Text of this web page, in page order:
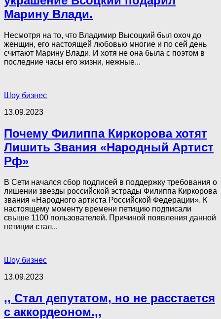
Марину Влади.
Несмотря на то, что Владимир Высоцкий был охоч до
женщин, его настоящей любовью многие и по сей день
считают Марину Влади. И хотя не она была с поэтом в
последние часы его жизни, нежные...
Шоу бизнес
13.09.2023
Почему Филиппа Киркорова хотят
Лишить Звания «Народный Артист
Рф»
В Сети начался сбор подписей в поддержку требования о
лишении звезды российской эстрады Филиппа Киркорова
звания «Народного артиста Российской Федерации». К
настоящему моменту времени петицию подписали
свыше 1100 пользователей. Причиной появления данной
петиции стал...
Шоу бизнес
13.09.2023
,, Стал депутатом, но не расстается
с аккордеоном.,,